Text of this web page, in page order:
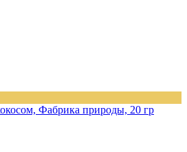
Фабрика природы, 20 гр